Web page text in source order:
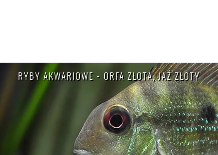
RYBY AKWARIOWE - ORFA ZŁOTA, JAŹ ZŁOTY